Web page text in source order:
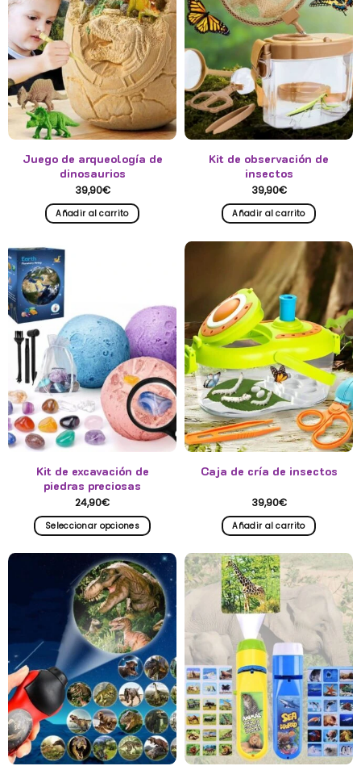
Juego de arqueología de
dinosaurios
39,90€
Añadir al carrito
Kit de observación de
insectos
39,90€
Añadir al carrito
Kit de excavación de
piedras preciosas
24,90€
Seleccionar opciones
producto
tiene
múltiples
variantes.
Las
opciones
se
pueden
elegir
en
la
página
de
producto
Caja de cría de insectos
39,90€
Añadir al carrito